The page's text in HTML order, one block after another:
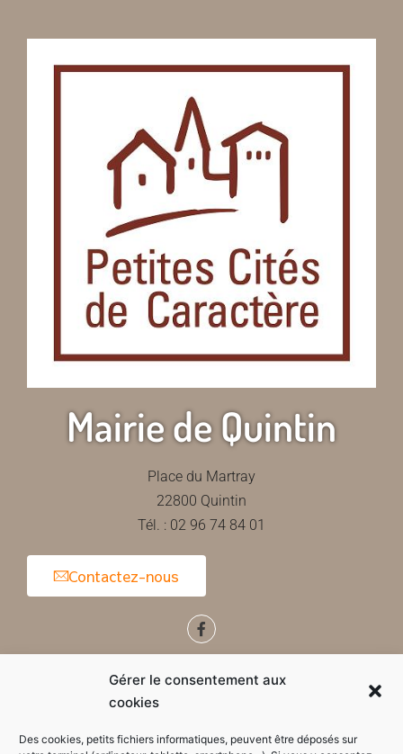
Gérer le consentement aux
cookies
Des cookies, petits fichiers informatiques, peuvent être déposés sur
Mairie de Quintin
Place du Martray
22800 Quintin
Tél. : 02 96 74 84 01
Contactez-nous
Horaires d'ouverture de la mairie